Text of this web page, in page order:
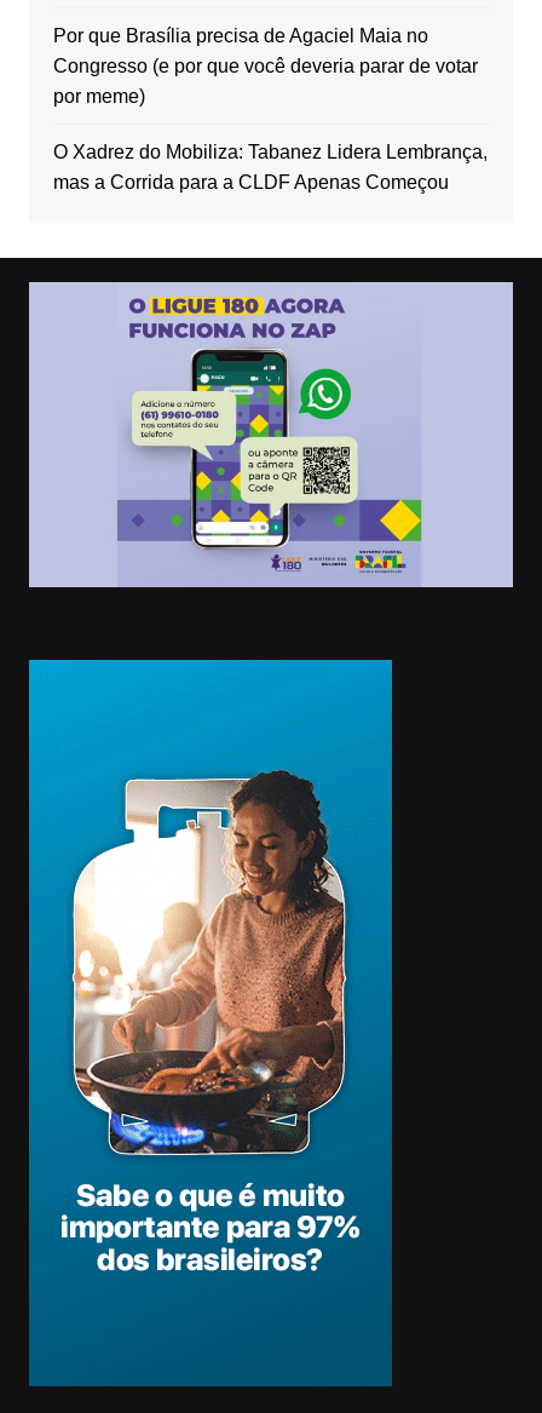
Por que Brasília precisa de Agaciel Maia no
Congresso (e por que você deveria parar de votar
por meme)
O Xadrez do Mobiliza: Tabanez Lidera Lembrança,
mas a Corrida para a CLDF Apenas Começou